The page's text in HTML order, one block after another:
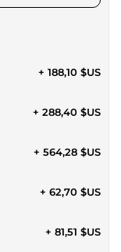
+ 188,10 $US
+ 288,40 $US
+ 564,28 $US
+ 62,70 $US
+ 81,51 $US